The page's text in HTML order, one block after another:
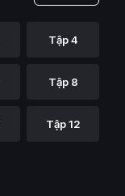
Tập 4
Tập 8
Tập 12